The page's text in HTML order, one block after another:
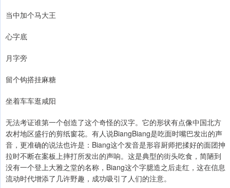
当中加个马大王
心字底
月字旁
留个钩搭挂麻糖
坐着车车逛咸阳
无法考证谁第一个创造了这个奇怪的汉字。它的形状有点像中国北方
农村地区盛行的剪纸窗花。有人说BiangBiang是吃面时嘴巴发出的声
音，更准确的说法也许是：Biang这个发音是形容厨师把揉好的面团抻
拉时不断在案板上摔打所发出的声响。这是典型的街头吃食，简陋到
没有一个登上大雅之堂的名称，Biang这个字臆造之后走红，这在信息
流动时代增添了几许野趣，成功吸引了人们的注意。